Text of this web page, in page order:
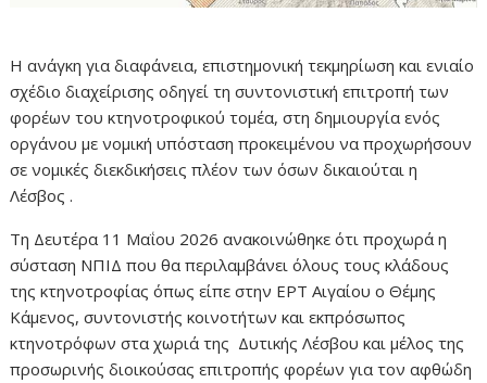
Η ανάγκη για διαφάνεια, επιστημονική τεκμηρίωση και ενιαίο
σχέδιο διαχείρισης οδηγεί τη συντονιστική επιτροπή των
φορέων του κτηνοτροφικού τομέα, στη δημιουργία ενός
οργάνου με νομική υπόσταση προκειμένου να προχωρήσουν
σε νομικές διεκδικήσεις πλέον των όσων δικαιούται η
Λέσβος .
Τη Δευτέρα 11 Μαΐου 2026 ανακοινώθηκε ότι προχωρά η
σύσταση ΝΠΙΔ που θα περιλαμβάνει όλους τους κλάδους
της κτηνοτροφίας όπως είπε στην ΕΡΤ Αιγαίου ο Θέμης
Κάμενος, συντονιστής κοινοτήτων και εκπρόσωπος
κτηνοτρόφων στα χωριά της Δυτικής Λέσβου και μέλος της
προσωρινής διοικούσας επιτροπής φορέων για τον αφθώδη